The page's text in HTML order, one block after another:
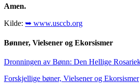
Amen.
Kilde: ➥ www.usccb.org
Bønner, Vielsener og Ekorsismer
Dronningen av Bønn: Den Hellige
Forskjellige bøner, Vielsener og Ekorsismer